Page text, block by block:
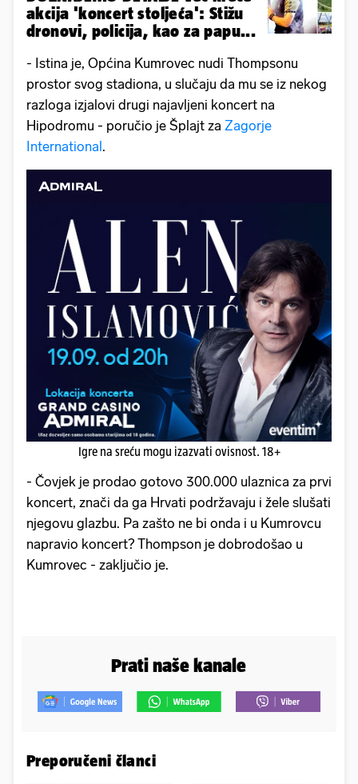
akcija 'koncert stoljeća': Stižu
dronovi, policija, kao za papu...
- Istina je, Općina Kumrovec nudi Thompsonu
prostor svog stadiona, u slučaju da mu se iz nekog
razloga izjalovi drugi najavljeni koncert na
Hipodromu - poručio je Šplajt za Zagorje
International.
Igre na sreću mogu izazvati ovisnost. 18+
- Čovjek je prodao gotovo 300.000 ulaznica za prvi
koncert, znači da ga Hrvati podržavaju i žele slušati
njegovu glazbu. Pa zašto ne bi onda i u Kumrovcu
napravio koncert? Thompson je dobrodošao u
Kumrovec - zaključio je.
Prati naše kanale
Preporučeni članci